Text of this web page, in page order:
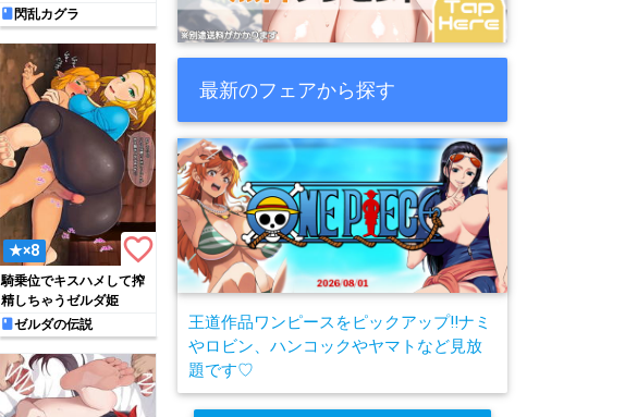
くる!!
閃乱カグラ
★×8 favorite_border
騎乗位でキスハメして搾
精しちゃうゼルダ姫
ゼルダの伝説
最新のフェアから探す
王道作品ワンピースをピックアップ!!ナミ
やロビン、ハンコックやヤマトなど見放
題です♡